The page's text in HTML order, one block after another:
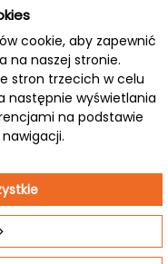
wygląd.
dekoracyjny i
charakter salonu.
dodaje wnętrzu
na wilgoć i
cookie, aby zapewnić
na naszej stronie.
stron trzecich w celu
następnie wyświetlania
na podstawie